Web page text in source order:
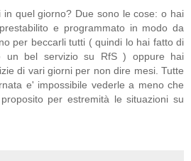
in quel giorno? Due sono le cose: o hai
e programmato in modo da
per beccarli tutti ( quindi lo hai fatto di
un bel servizio su RfS ) oppure hai
di vari giorni per non dire mesi. Tutte
e' impossibile vederle a meno che
per estremità le situazioni su